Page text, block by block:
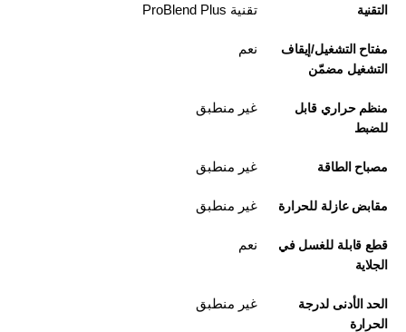
التقنية تقنية ProBlend Plus
مفتاح التشغيل/إيقاف
التشغيل مضمّن
نعم
منظم حراري قابل
للضبط
غير منطبق
مصباح الطاقة غير منطبق
مقابض عازلة للحرارة غير منطبق
قطع قابلة للغسل في
الجلاية
نعم
الحد الأدنى لدرجة
الحرارة
غير منطبق